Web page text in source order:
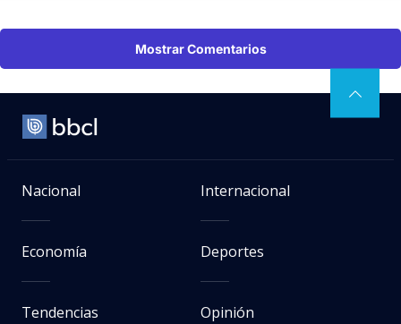
Mostrar Comentarios
Nacional Internacional
Economía Deportes
Tendencias Opinión